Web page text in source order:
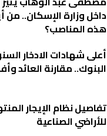
داخل وزارة الإسكان.. من
هذه المناصب؟
أعلى شهادات الادخار
البنوك.. مقارنة العائد
تفاصيل نظام الإيجار
للأراضي الصناعية